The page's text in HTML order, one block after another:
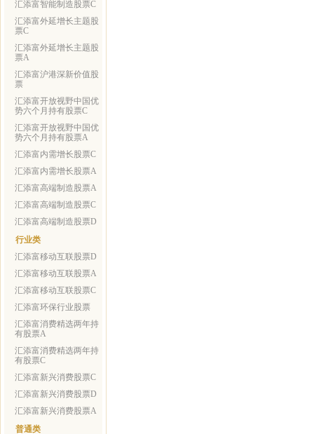
汇添富智能制造股票C
汇添富外延增长主题股
票C
汇添富外延增长主题股
票A
汇添富沪港深新价值股
票
汇添富开放视野中国优
势六个月持有股票C
汇添富开放视野中国优
势六个月持有股票A
汇添富内需增长股票C
汇添富内需增长股票A
汇添富高端制造股票A
汇添富高端制造股票C
汇添富高端制造股票D
行业类
汇添富移动互联股票D
汇添富移动互联股票A
汇添富移动互联股票C
汇添富环保行业股票
汇添富消费精选两年持
有股票A
汇添富消费精选两年持
有股票C
汇添富新兴消费股票C
汇添富新兴消费股票D
汇添富新兴消费股票A
普通类